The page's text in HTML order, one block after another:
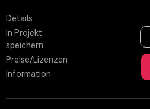
Details
In Projekt
speichern
Preise/Lizenzen
Information